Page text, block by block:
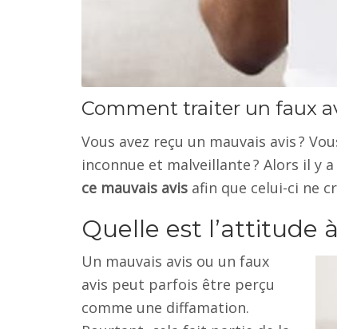
Comment traiter un faux
Vous avez reçu un mauvais avis ?
inconnue et malveillante ? Alors il y
ce mauvais avis afin que celui-ci ne
Quelle est l’attitude
Un mauvais avis ou un faux
avis peut parfois être perçu
comme une diffamation.